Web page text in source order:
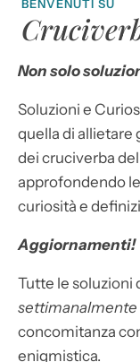
BENVENUTI SU
Non solo
Soluzioni e
quella di allietare
dei cruciverba
approfondendo
curiosità e
Aggiornamenti!
Tutte le soluzioni
settimanalmente
concomitanza
enigmistica.